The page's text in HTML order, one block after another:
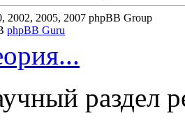
2002, 2005, 2007 phpBB Group
phpBB Guru
раздел